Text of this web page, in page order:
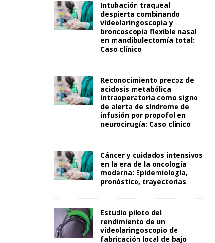
Intubación traqueal
despierta combinando
videolaringoscopia y
broncoscopia flexible nasal
en mandibulectomía total:
Caso clínico
Reconocimiento precoz de
acidosis metabólica
intraoperatoria como signo
de alerta de síndrome de
infusión por propofol en
neurocirugía: Caso clínico
Cáncer y cuidados intensivos
en la era de la oncología
moderna: Epidemiología,
pronóstico, trayectorias
Estudio piloto del
rendimiento de un
videolaringoscopio de
fabricación local de bajo